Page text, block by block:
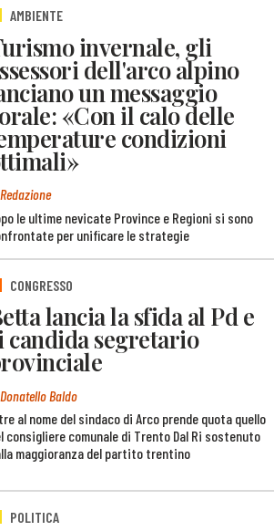
AMBIENTE
invernale, gli
dell'arco alpino
un messaggio
«Con il calo delle
condizioni
le ultime nevicate Province e Regioni si sono
per unificare le strategie
CONGRESSO
lancia la sfida al Pd e
candida segretario
Baldo
al nome del sindaco di Arco prende quota quello
consigliere comunale di Trento Dal Ri sostenuto
maggioranza del partito trentino
POLITICA